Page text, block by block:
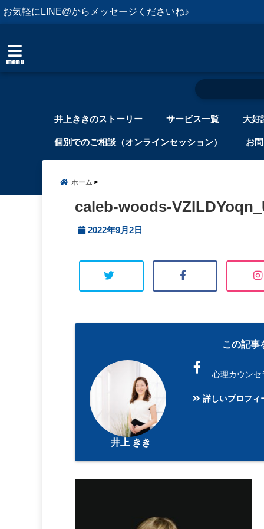
お気軽にLINE@からメッセージくださいね♪
menu
井上ききのストーリー サービス一覧 大好
個別でのご相談（オンラインセッション） お
ホーム
caleb-woods-
2022年9月2日
この記事
井上 きき
心理カウン
詳しいプロフィ